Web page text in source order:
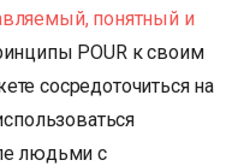
понятный и
POUR к своим
сосредоточиться на
людьми с